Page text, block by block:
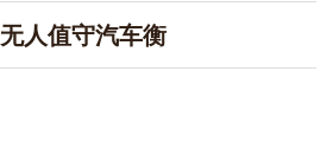
无人值守汽车衡